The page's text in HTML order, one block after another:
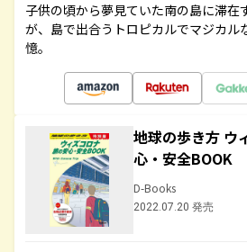
子供の頃から夢見ていた南の島に滞在
が、島で出合うトロピカルでマジカル
憶。
地球の歩き方 ウ
心・安全BOOK
D-Books
2022.07.20 発売